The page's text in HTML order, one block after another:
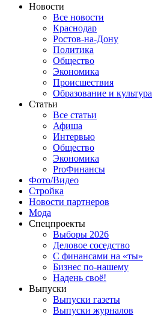
Новости
Все новости
Краснодар
Ростов-на-Дону
Политика
Общество
Экономика
Происшествия
Образование и культура
Статьи
Все статьи
Афиша
Интервью
Общество
Экономика
ProФинансы
Фото/Видео
Стройка
Новости партнеров
Мода
Спецпроекты
Выборы 2026
Деловое соседство
С финансами на «ты»
Бизнес по-нашему
Надень своё!
Выпуски
Выпуски газеты
Выпуски журналов